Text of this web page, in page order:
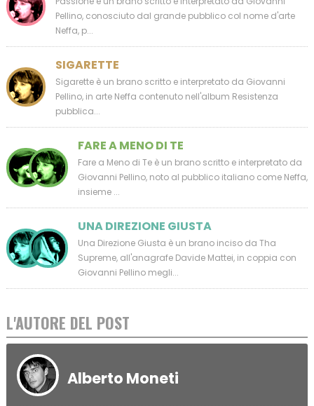
Pellino, conosciuto dal grande pubblico col nome d'arte
Neffa, p...
SIGARETTE
Sigarette è un brano scritto e interpretato da Giovanni
Pellino, in arte Neffa contenuto nell'album Resistenza
pubblica...
FARE A MENO DI TE
Fare a Meno di Te è un brano scritto e interpretato da
Giovanni Pellino, noto al pubblico italiano come Neffa,
insieme ...
UNA DIREZIONE GIUSTA
Una Direzione Giusta è un brano inciso da Tha
Supreme, all'anagrafe Davide Mattei, in coppia con
Giovanni Pellino megli...
L'AUTORE DEL POST
Alberto Moneti